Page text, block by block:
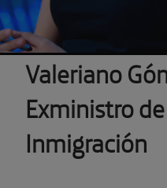
Valeriano
Exministro
Inmigración